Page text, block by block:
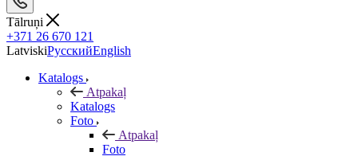
Tālruņi
+371 26 670 121
LatviskiРусскийEnglish
Katalogs
Atpakaļ
Katalogs
Foto
Atpakaļ
Foto